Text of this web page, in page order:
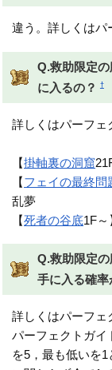
違う。詳しくはパ
Q.救助限定
に入るの？
†
詳しくはパーフェ
【掛軸裏の洞窟
【フェイの最終問
乱夢
【死者の谷底1F～
Q.救助限定
手に入る確率
詳しくはパーフェ
パーフェクトガイ
を5，最も低いを